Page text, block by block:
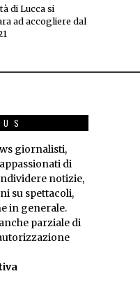
di Lucca si
ad accogliere dal
giornalisti,
di
notizie,
su spettacoli,
in generale.
parziale di